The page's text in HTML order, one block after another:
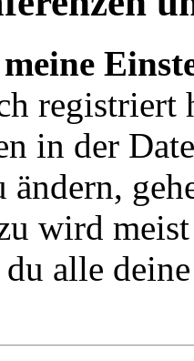
registriert
in der
ändern,
wird
alle